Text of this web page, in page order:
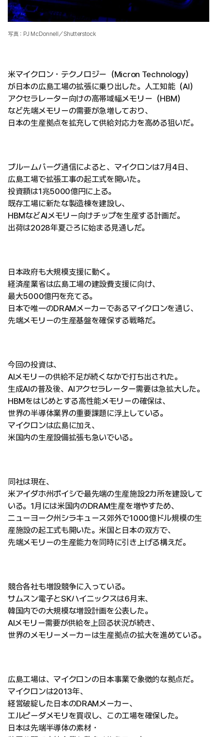
写真：PJ McDonnell／Shutterstock
米マイクロン・テクノロジー（Micron Technology）
が日本の広島工場の拡張に乗り出した。人工知能（AI）
アクセラレーター向けの高帯域幅メモリー（HBM）
など先端メモリーの需要が急増しており、
日本の生産拠点を拡充して供給対応力を高める狙いだ。
ブルームバーグ通信によると、マイクロンは7月4日、
広島工場で拡張工事の起工式を開いた。
投資額は1兆5000億円に上る。
既存工場に新たな製造棟を建設し、
HBMなどAIメモリー向けチップを生産する計画だ。
出荷は2028年夏ごろに始まる見通しだ。
日本政府も大規模支援に動く。
経済産業省は広島工場の建設費支援に向け、
最大5000億円を充てる。
日本で唯一のDRAMメーカーであるマイクロンを通じ、
先端メモリーの生産基盤を確保する戦略だ。
今回の投資は、
AIメモリーの供給不足が続くなかで打ち出された。
生成AIの普及後、AIアクセラレーター需要は急拡大した。
HBMをはじめとする高性能メモリーの確保は、
世界の半導体業界の重要課題に浮上している。
マイクロンは広島に加え、
米国内の生産設備拡張も急いでいる。
同社は現在、
米アイダホ州ボイシで最先端の生産施設2カ所を建設して
いる。1月には米国内のDRAM生産を増やすため、
ニューヨーク州シラキュース郊外で1000億ドル規模の生
産施設の起工式も開いた。米国と日本の双方で、
先端メモリーの生産能力を同時に引き上げる構えだ。
競合各社も増設競争に入っている。
サムスン電子とSKハイニックスは6月末、
韓国内での大規模な増設計画を公表した。
AIメモリー需要が供給を上回る状況が続き、
世界のメモリーメーカーは生産拠点の拡大を進めている。
広島工場は、マイクロンの日本事業で象徴的な拠点だ。
マイクロンは2013年、
経営破綻した日本のDRAMメーカー、
エルピーダメモリを買収し、この工場を確保した。
日本は先端半導体の素材・